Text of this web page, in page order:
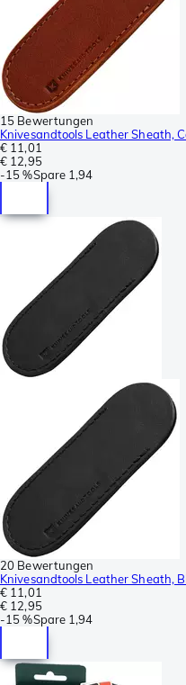
15 Bewertungen
Knivesandtools Leather Sheath,
€ 11,01
€ 12,95
-15 %Spare 1,94
20 Bewertungen
Knivesandtools Leather Sheath,
€ 11,01
€ 12,95
-15 %Spare 1,94